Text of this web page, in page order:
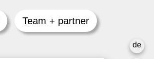
de
Team + partner